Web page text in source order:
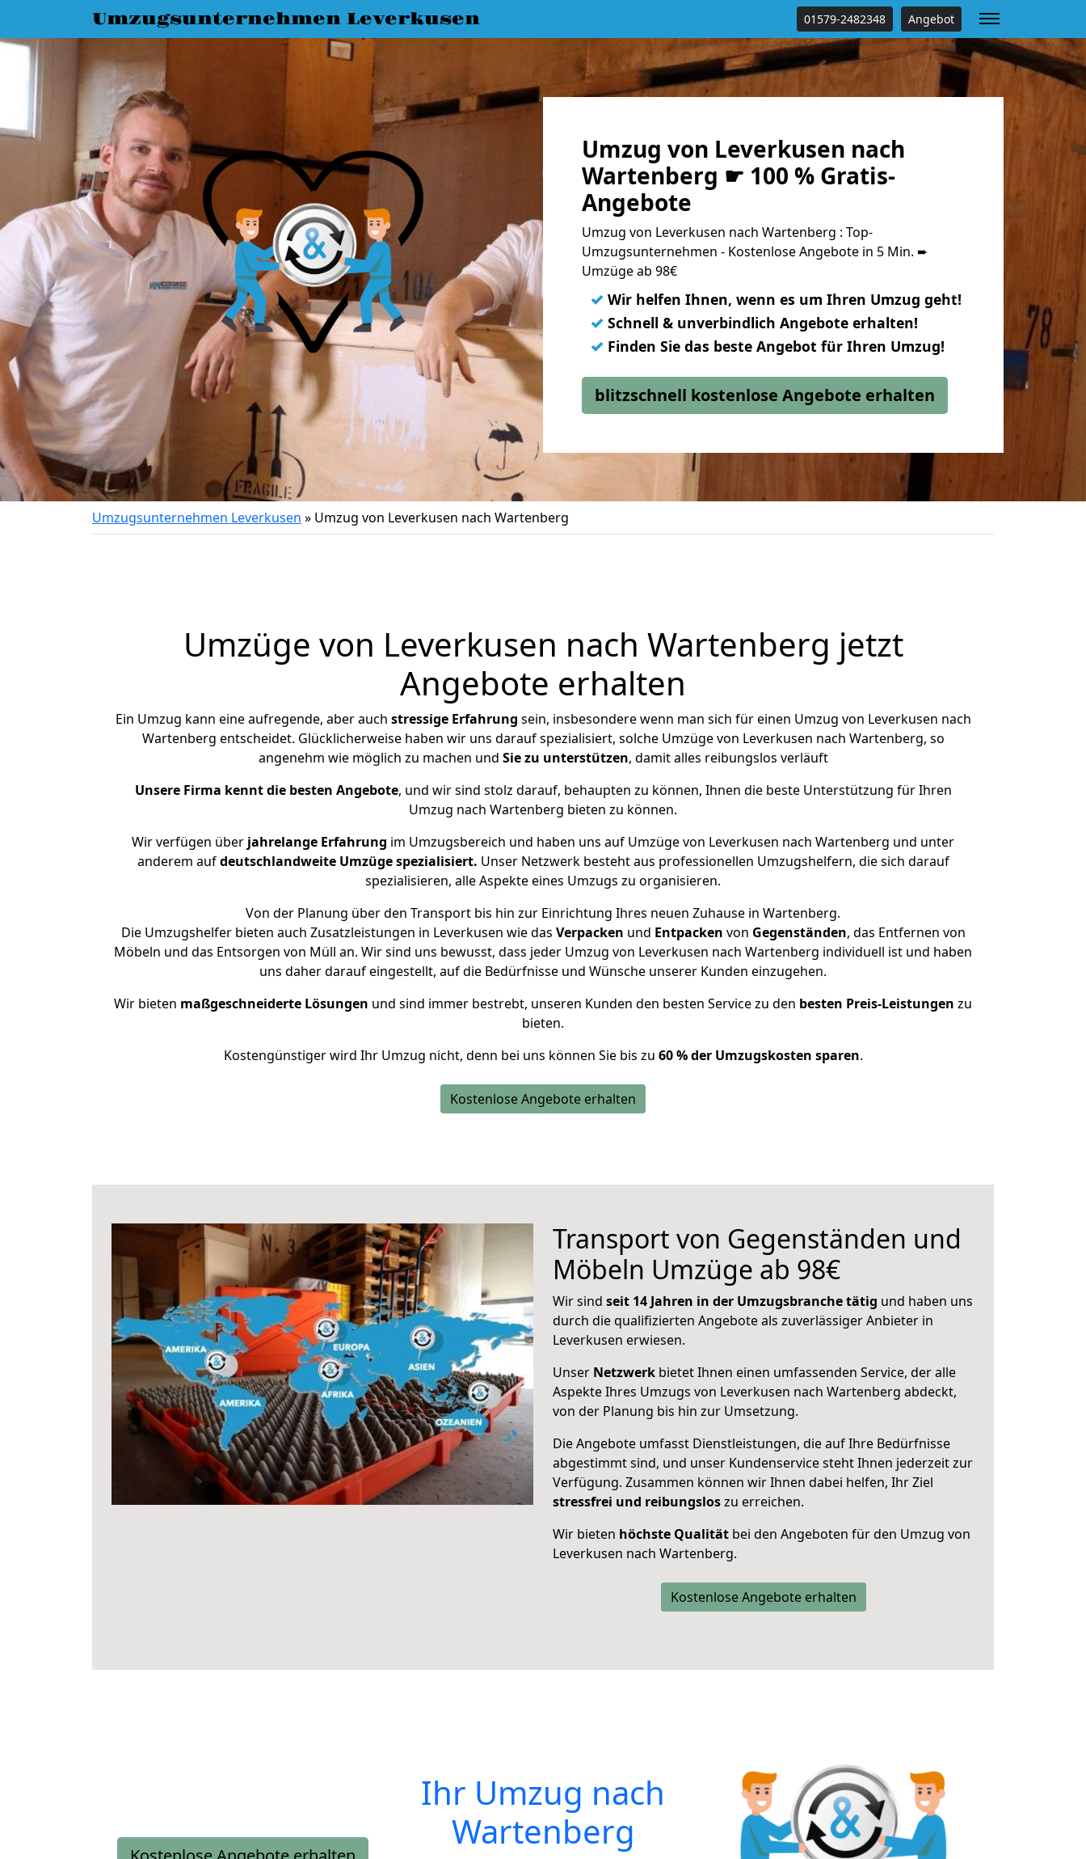
Umzugsunternehmen Leverkusen 01579-2482348 Angebot
Umzug von Leverkusen nach
Wartenberg ☛ 100 % Gratis-
Angebote
Umzug von Leverkusen nach Wartenberg : Top-
Umzugsunternehmen - Kostenlose Angebote in 5 Min. ➨
Umzüge ab 98€
✓ Wir helfen Ihnen, wenn es um Ihren Umzug geht!
✓ Schnell & unverbindlich Angebote erhalten!
✓ Finden Sie das beste Angebot für Ihren Umzug!
blitzschnell kostenlose Angebote erhalten
Umzugsunternehmen Leverkusen » Umzug von Leverkusen nach Wartenberg
Umzüge von Leverkusen nach Wartenberg jetzt
Angebote erhalten
Ein Umzug kann eine aufregende, aber auch stressige Erfahrung sein, insbesondere wenn man sich für einen Umzug von Leverkusen nach
Wartenberg entscheidet. Glücklicherweise haben wir uns darauf spezialisiert, solche Umzüge von Leverkusen nach Wartenberg, so
angenehm wie möglich zu machen und Sie zu unterstützen, damit alles reibungslos verläuft
Unsere Firma kennt die besten Angebote, und wir sind stolz darauf, behaupten zu können, Ihnen die beste Unterstützung für Ihren
Umzug nach Wartenberg bieten zu können.
Wir verfügen über jahrelange Erfahrung im Umzugsbereich und haben uns auf Umzüge von Leverkusen nach Wartenberg und unter
anderem aufdeutschlandweite Umzüge spezialisiert. Unser Netzwerk besteht aus professionellen Umzugshelfern, die sich darauf
spezialisieren, alle Aspekte eines Umzugs zu organisieren.
Von der Planung über den Transport bis hin zur Einrichtung Ihres neuen Zuhause in Wartenberg.
Die Umzugshelfer bieten auch Zusatzleistungen in Leverkusen wie das Verpacken und Entpacken von Gegenständen, das Entfernen von
Möbeln und das Entsorgen von Müll an. Wir sind uns bewusst, dass jeder Umzug von Leverkusen nach Wartenberg individuell ist und haben
uns daher darauf eingestellt, auf die Bedürfnisse und Wünsche unserer Kunden einzugehen.
Wir bieten maßgeschneiderte Lösungen und sind immer bestrebt, unseren Kunden den besten Service zu den besten Preis-Leistungen zu
bieten.
Kostengünstiger wird Ihr Umzug nicht, denn bei uns können Sie bis zu 60 % der Umzugskosten sparen.
Kostenlose Angebote erhalten
Transport von Gegenständen und
Möbeln Umzüge ab 98€
Wir sind seit 14 Jahren in der Umzugsbranche tätig und haben uns
durch die qualifizierten Angebote als zuverlässiger Anbieter in
Leverkusen erwiesen.
Unser Netzwerk bietet Ihnen einen umfassenden Service, der alle
Aspekte Ihres Umzugs von Leverkusen nach Wartenberg abdeckt,
von der Planung bis hin zur Umsetzung.
Die Angebote umfasst Dienstleistungen, die auf Ihre Bedürfnisse
abgestimmt sind, und unser Kundenservice steht Ihnen jederzeit zur
Verfügung. Zusammen können wir Ihnen dabei helfen, Ihr Ziel
stressfrei und reibungsloszu erreichen.
Wir bieten höchste Qualität bei den Angeboten für den Umzug von
Leverkusen nach Wartenberg.
Kostenlose Angebote erhalten
Ihr Umzug nach
Wartenberg